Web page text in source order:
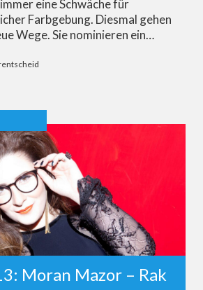
eine Schwäche für
Farbgebung. Diesmal gehen
Wege. Sie nominieren ein…
Moran Mazor – Rak